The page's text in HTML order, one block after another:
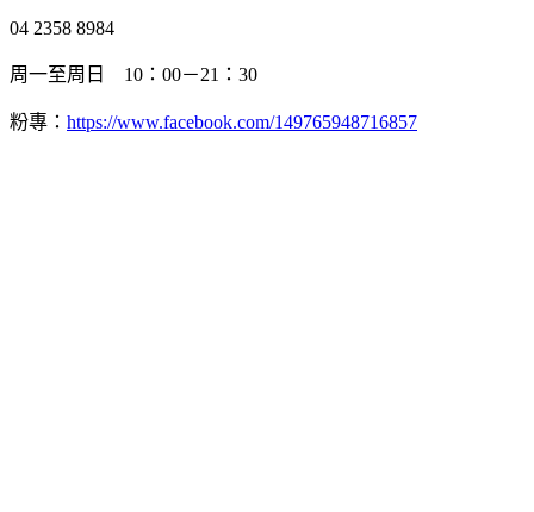
04 2358 8984
周一至周日 10：00－21：30
粉專： https://www.facebook.com/149765948716857